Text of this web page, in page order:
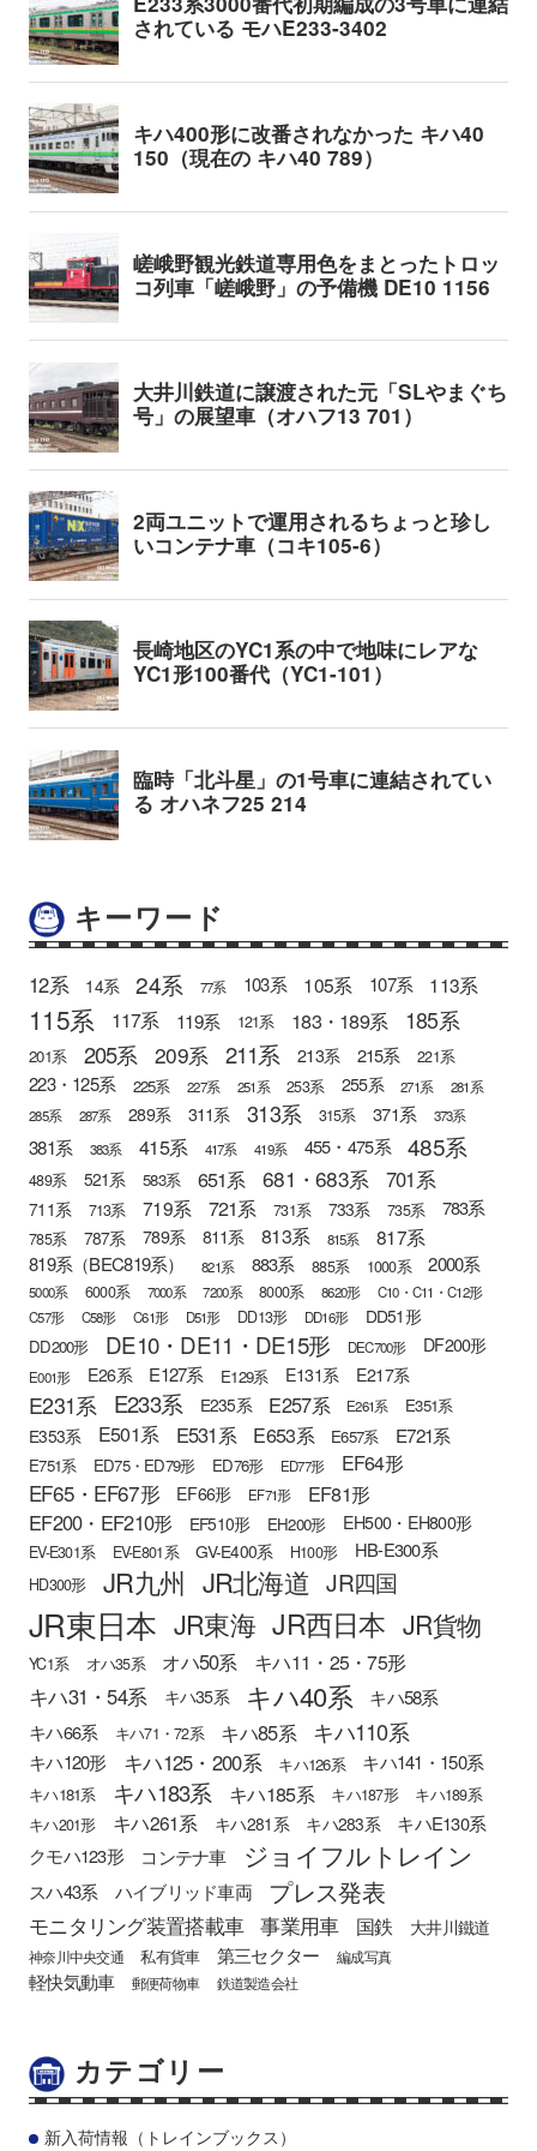
キーワード
12系 14系 24系 77系 103系 105系 107系 113系
115系 117系 119系 121系 183・189系 185系
201系 205系 209系 211系 213系 215系 221系
223・125系 225系 227系 251系 253系 255系 271系
281系
285系
287系 289系 311系 313系 315系 371系 373系
381系 383系 415系 417系 419系 455・475系 485系
489系 521系 583系 651系 681・683系 701系
711系 713系 719系 721系 731系 733系 735系 783系
785系 787系 789系 811系 813系 815系 817系
819系（BEC819系） 821系 883系 885系 1000系 2000系
5000系 6000系 7000系 7200系 8000系 8620形
C10・C11・C12形
C57形
C58形 C61形 D51形 DD13形 DD16形 DD51形
DD200形 DE10・DE11・DE15形 DEC700形 DF200形
E001形 E26系 E127系 E129系 E131系 E217系
E231系 E233系 E235系 E257系 E261系 E351系
E353系 E501系 E531系 E653系 E657系 E721系
E751系 ED75・ED79形 ED76形 ED77形 EF64形
EF65・EF67形 EF66形 EF71形
EF81形
EF200・EF210形
EF510形 EH200形 EH500・EH800形
EV-E301系 EV-E801系 GV-E400系 H100形 HB-E300系
HD300形 JR九州 JR北海道 JR四国
JR東日本 JR東海 JR西日本 JR貨物
YC1系 オハ35系 オハ50系 キハ11・25・75形
キハ31・54系 キハ35系 キハ40系 キハ58系
キハ66系 キハ71・72系 キハ85系 キハ110系
キハ120形 キハ125・200系 キハ126系 キハ141・150系
キハ181系 キハ183系 キハ185系 キハ187形
キハ189系
キハ201形
キハ261系 キハ281系 キハ283系
キハE130系
クモハ123形
コンテナ車 ジョイフルトレイン
スハ43系 ハイブリッド車両 プレス発表
モニタリング装置搭載車 事業用車 国鉄 大井川鐵道
神奈川中央交通 私有貨車 第三セクター 編成写真
軽快気動車 郵便荷物車 鉄道製造会社
カテゴリー
新入荷情報（トレインブックス）